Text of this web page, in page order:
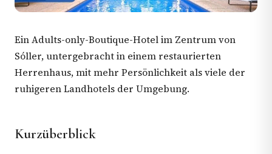
Ein Adults-only-Boutique-Hotel im Zentrum von
Sóller, untergebracht in einem restaurierten
Herrenhaus, mit mehr Persönlichkeit als viele der
ruhigeren Landhotels der Umgebung.
Kurzüberblick